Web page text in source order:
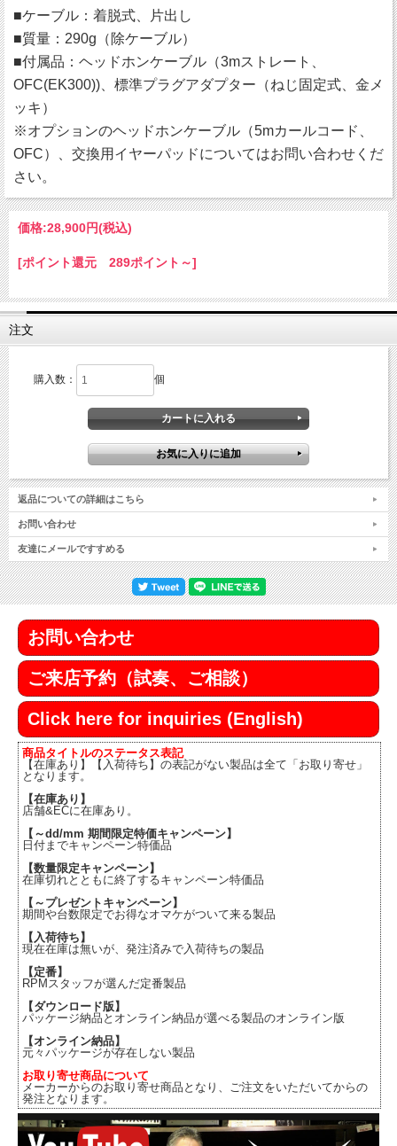
■ケーブル：着脱式、片出し
■質量：290g（除ケーブル）
■付属品：ヘッドホンケーブル（3mストレート、
OFC(EK300))、標準プラグアダプター（ねじ固定式、金メ
ッキ）
※オプションのヘッドホンケーブル（5mカールコード、
OFC）、交換用イヤーパッドについてはお問い合わせくだ
さい。
価格:28,900円(税込)
[ポイント還元 289ポイント～]
注文
購入数： 個
返品についての詳細はこちら
お問い合わせ
友達にメールですすめる
お問い合わせ
ご来店予約（試奏、ご相談）
Click here for inquiries (English)
商品タイトルのステータス表記
【在庫あり】【入荷待ち】の表記がない製品は全て「お取り寄せ」
となります。
【在庫あり】
店舗&ECに在庫あり。
【～dd/mm 期間限定特価キャンペーン】
日付までキャンペーン特価品
【数量限定キャンペーン】
在庫切れとともに終了するキャンペーン特価品
【～プレゼントキャンペーン】
期間や台数限定でお得なオマケがついて来る製品
【入荷待ち】
現在在庫は無いが、発注済みで入荷待ちの製品
【定番】
RPMスタッフが選んだ定番製品
【ダウンロード版】
パッケージ納品とオンライン納品が選べる製品のオンライン版
【オンライン納品】
元々パッケージが存在しない製品
お取り寄せ商品について
メーカーからのお取り寄せ商品となり、ご注文をいただいてからの
発注となります。